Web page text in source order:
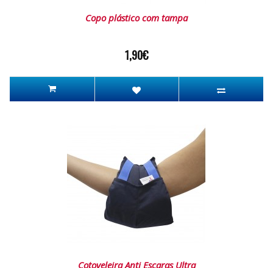
Copo plástico com tampa
1,90€
Cotoveleira Anti Escaras Ultra